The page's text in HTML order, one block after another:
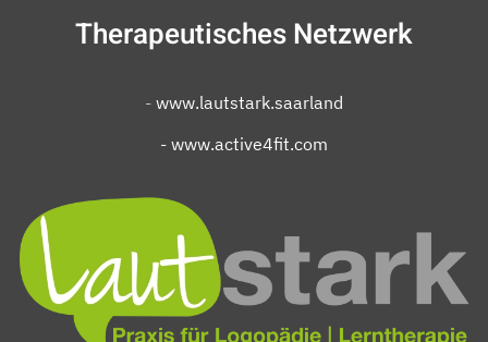
Therapeutisches Netzwerk
- www.lautstark.saarland
- www.active4fit.com